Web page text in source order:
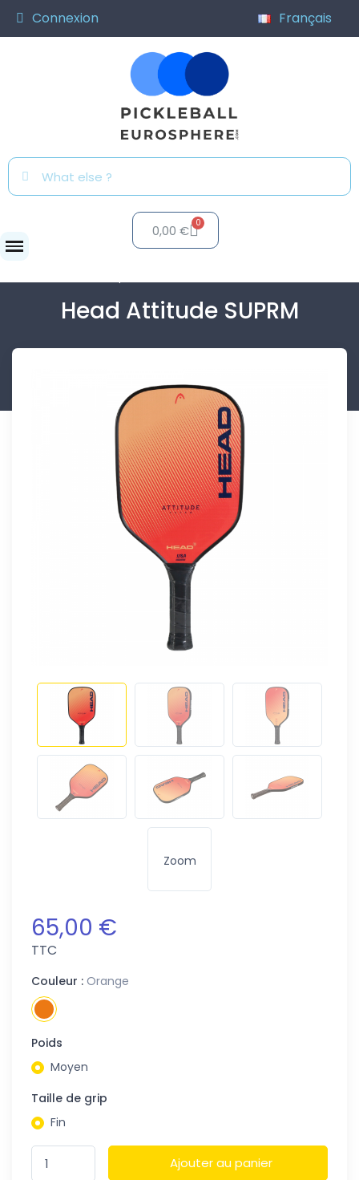
Connexion Français
0,00 €
Head Attitude SUPRM
Zoom
65,00 €
TTC
Couleur : Orange
Poids
Moyen
Taille de grip
Fin
Ajouter au panier